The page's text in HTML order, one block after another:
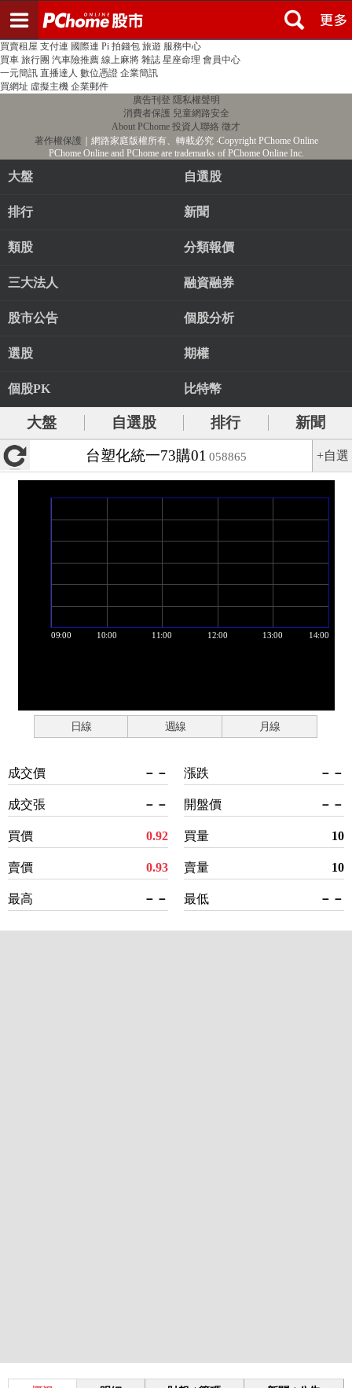
PChome首頁 線上購物 24h購物 書店
買賣租屋 支付連 國際連 Pi 拍錢包 旅遊 服務中心
買車 旅行團 汽車險推薦 線上麻將 雜誌 星座命理 會員中心
一元簡訊 直播達人 數位憑證 企業簡訊
買網址 虛擬主機 企業郵件
廣告刊登 隱私權聲明
消費者保護 兒童網路安全
About PChome 投資人聯絡 徵才
著作權保護 ｜網路家庭版權所有、轉載必究‧Copyright PChome Online
PChome Online and PChome are trademarks of PChome Online Inc.
大盤 自選股
排行 新聞
類股 分類報價
三大法人 融資融券
股市公告 個股分析
選股 期權
個股PK 比特幣
大盤 自選股 排行
新聞
台塑化統一73購01 058865 +自選
日線 週線 月線
成交價 －－
成交張 －－
買價 0.92
賣價 0.93
最高 －－
漲跌 －－
開盤價 －－
買量 10
賣量 10
最低 －－